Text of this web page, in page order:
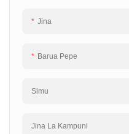
Jina
Barua Pepe
Simu
Jina La Kampuni
maombi na ni rahisi kuunganisha
Zilizokadiriwa:0.4~15KW ● Nguvu ya
siku 3~10, inategemea wingi wa